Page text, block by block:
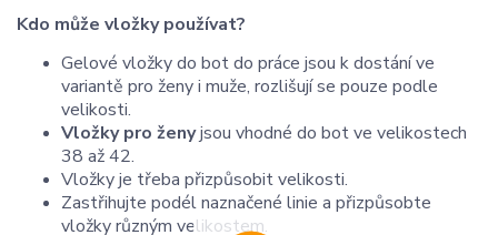
Kdo může vložky používat?
Gelové vložky do bot do práce jsou k dostání ve
variantě pro ženy i muže, rozlišují se pouze podle
velikosti.
Vložky pro ženyjsou vhodné do bot ve velikostech
38 až 42.
Vložky je třeba přizpůsobit velikosti.
Zastřihujte podél naznačené linie a přizpůsobte
vložky různým velikostem.